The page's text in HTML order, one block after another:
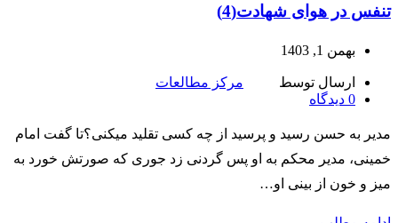
تنفس در هوای شهادت(4)
بهمن 1, 1403
ارسال توسط
مرکز مطالعات
0 دیدگاه
مدیر به حسن رسید و پرسید از چه کسی تقلید میکنی؟تا گفت امام
خمینی، مدیر محکم به او پس گردنی زد جوری که صورتش خورد به
میز و خون از بینی او…